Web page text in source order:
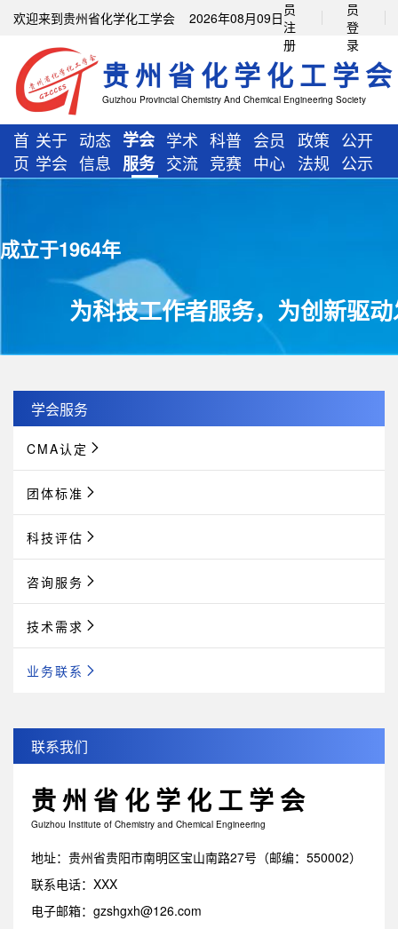
欢迎来到贵州省化学化工学会 2026年08月09日 员
注
册
员
登
录
贵州省化学化工学会
Guizhou Provincial Chemistry And Chemical Engineering Society
首
页
关于
学会
动态
信息
学会
服务
学术
交流
科普
竞赛
会员
中心
政策
法规
公开
公示
成立于1964年
为科技工作者服务，为创新驱
学会服务
CMA认定
团体标准
科技评估
咨询服务
技术需求
业务联系
联系我们
贵州省化学化工学会
Guizhou Institute of Chemistry and Chemical Engineering
地址：贵州省贵阳市南明区宝山南路27号（邮编：550002）
联系电话：XXX
电子邮箱：gzshgxh@126.com